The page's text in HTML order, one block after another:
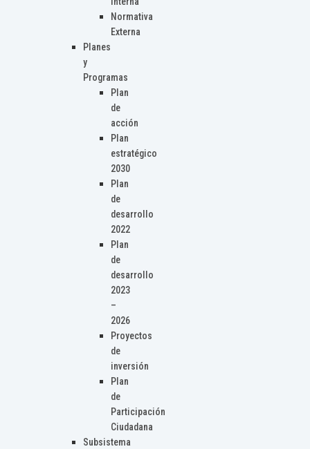
Normativa
Externa
Planes
y
Programas
Plan
de
acción
Plan
estratégico
2030
Plan
de
desarrollo
2022
Plan
de
desarrollo
2023
–
2026
Proyectos
de
inversión
Plan
de
Participación
Ciudadana
Subsistema